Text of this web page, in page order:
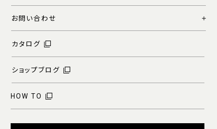
お問い合わせ
カタログ
ショップブログ
HOW TO